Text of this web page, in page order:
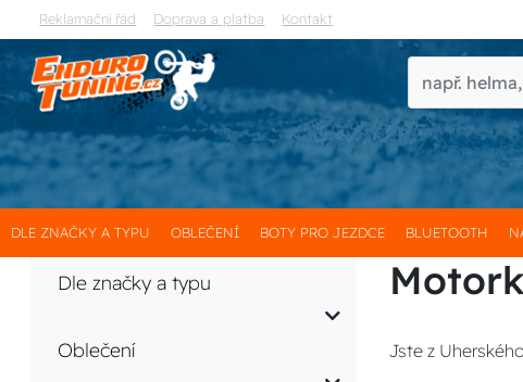
Reklamační řád Doprava a platba Kontakt
DLE ZNAČKY A TYPU OBLEČENÍ BOTY PRO JEZDCE BLUETOOTH
Dle značky a typu
Oblečení
Jste z